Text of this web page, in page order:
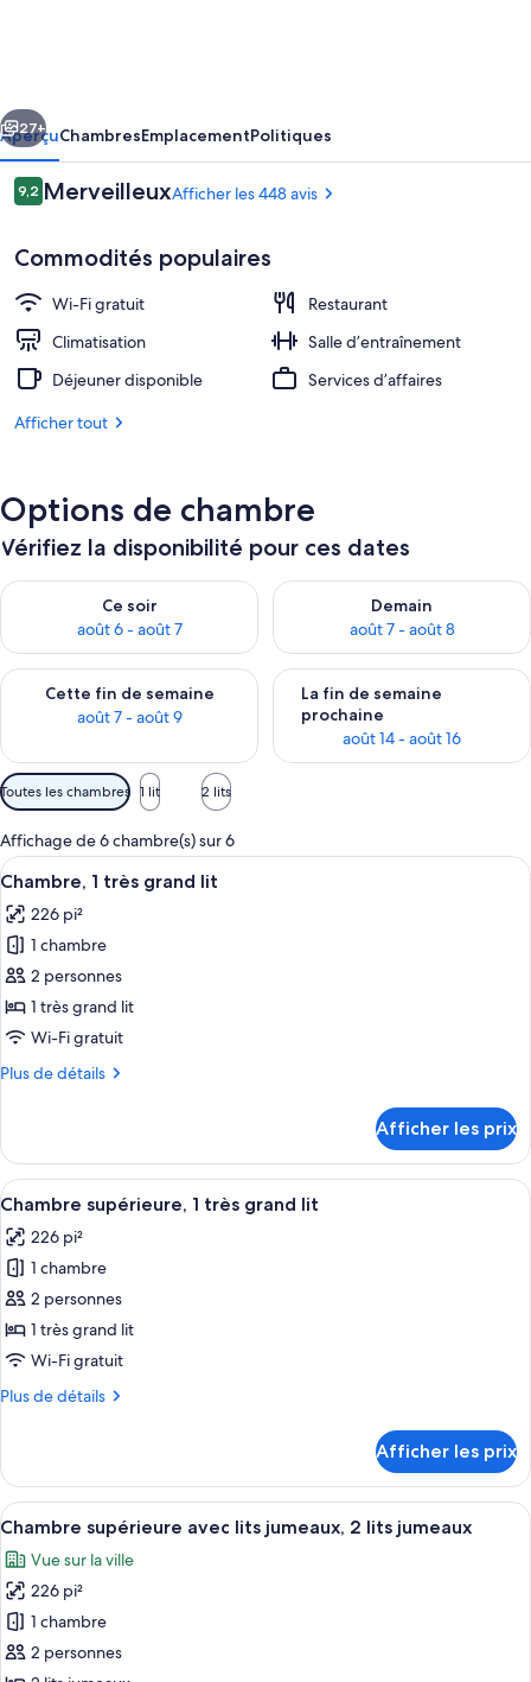
Osaka
Namba
Réception
Suivant
27+
AperçuChambresEmplacementPolitiques
Avis
9,29,2 sur 10 –
MerveilleuxAfficher les 448 avis
Commodités populaires
Wi-Fi gratuit
Restaurant
Climatisation
Salle d’entraînement
Déjeuner disponible
Services d’affaires
Afficher tout
Options de chambre
Vérifiez la disponibilité pour ces dates
Ce soir
août 6 - août 7
Vérifier la disponibilité pour ce soir août 6 - août 7
Demain
août 7 - août 8
Vérifier la disponibilité pour
Cette fin de semaine
août 7 - août 9
Vérifier la disponibilité pour cette fin de semaine août 7 -
La fin de semaine
prochaine
août 14 - août 16
Vérifier la disponibilité pour
Filtres
disponibles
pour
les
chambres
Toutes les chambres 1 lit 2 lits
Affichage de 6 chambre(s) sur 6
Afficher
toutes
les
photos
pour
ce
type
chambre :
très
grand
lit
Une chambre d’hôtel avec un
6
Chambre, 1 très grand lit
226 pi²
1 chambre
2 personnes
1 très grand lit
Wi-Fi gratuit
Plus de détails
Plus
Chambre,
très
lit
Afficher les prix
Afficher
toutes
les
photos
pour
ce
type
chambre :
très
grand
lit
Une chambre d’hôtel moderne
6
Chambre supérieure, 1 très grand lit
226 pi²
1 chambre
2 personnes
1 très grand lit
Wi-Fi gratuit
Plus de détails
Plus
Chambre
supérieure,
1
grand
lit
Afficher les prix
Afficher
toutes
les
photos
pour
ce
Une chambre d’hôtel moderne
6
Chambre supérieure avec lits jumeaux, 2 lits jumeaux
Vue sur la ville
226 pi²
1 chambre
2 personnes